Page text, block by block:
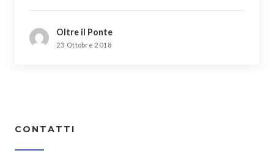
Oltre il Ponte
23 Ottobre 2018
CONTATTI